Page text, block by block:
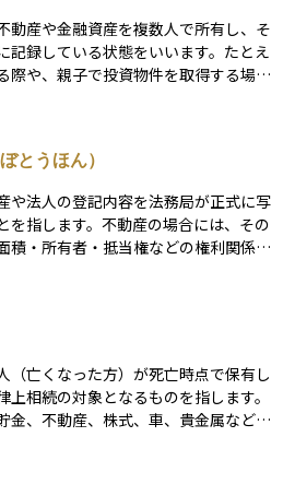
動産や金融資産を複数人で所有し、そ
記録している状態をいいます。たとえ
際や、親子で投資物件を取得する場合
とうほん）
や法人の登記内容を法務局が正式に写
を指します。不動産の場合には、その
積・所有者・抵当権などの権利関係が
る目的で使われます。 「謄本」
しを意味し、部分的な写しである「抄
記簿謄本は、金融機関でのローン申請
手続きなど、さまざまな法的・実務的
文書であり、その情報の正確性と公
（亡くなった方）が死亡時点で保有し
相続の対象となるものを指します。
金、不動産、株式、車、貴金属などの